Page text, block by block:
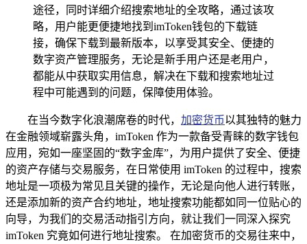
途径，同时详细介绍搜索地址的全攻略，通过该攻
略，用户能更便捷地找到imToken钱包的下载链
接，确保下载到最新版本，以享受其安全、便捷的
数字资产管理服务，无论是新手用户还是老用户，
都能从中获取实用信息，解决在下载和搜索地址过
程中可能遇到的问题，保障使用体验。
在当今数字化浪潮席卷的时代， 加密货币以其独特的魅力
在金融领域崭露头角，imToken 作为一款备受青睐的数字钱包
应用，宛如一座坚固的“数字金库”，为用户提供了安全、便捷
的资产存储与交易服务，在日常使用 imToken 的过程中，搜索
地址是一项极为常见且关键的操作，无论是向他人进行转账，
还是添加新的资产合约地址，地址搜索功能都如同一位贴心的
向导，为我们的交易活动指引方向，就让我们一同深入探究
imToken 究竟如何进行地址搜索。 在加密货币的交易往来中，